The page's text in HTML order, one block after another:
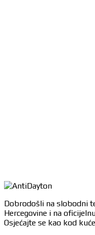
Dobrodošli na slobodni
Hercegovine i na
Osjećajte se kao kod